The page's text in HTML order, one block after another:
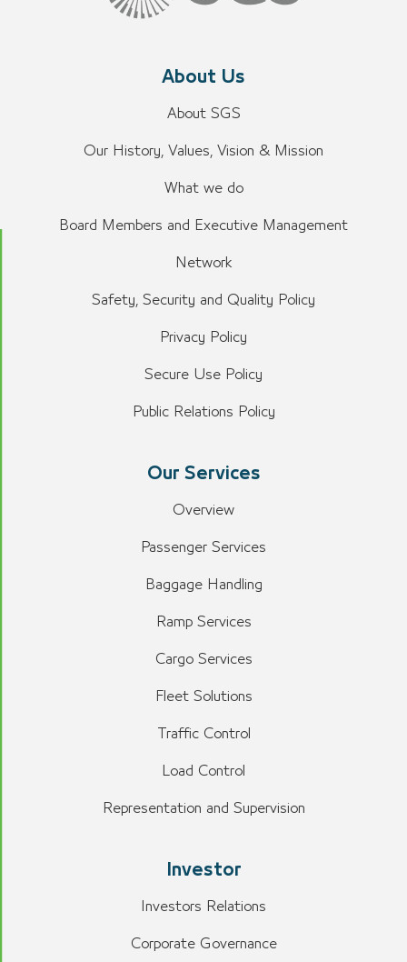
About Us
About SGS
Our History, Values, Vision & Mission
What we do
Board Members and Executive Management
Network
Safety, Security and Quality Policy
Privacy Policy
Secure Use Policy
Public Relations Policy
Our Services
Overview
Passenger Services
Baggage Handling
Ramp Services
Cargo Services
Fleet Solutions
Traffic Control
Load Control
Representation and Supervision
Investor
Investors Relations
Corporate Governance